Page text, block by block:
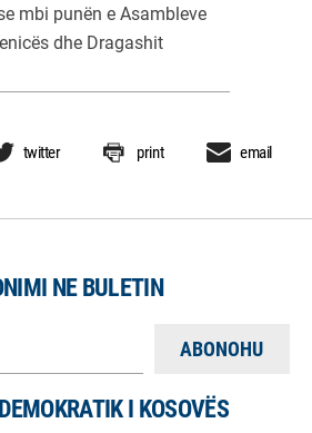
mbi punën e Asambleve
dhe Dragashit
twitter print email
NE BULETIN
I KOSOVËS